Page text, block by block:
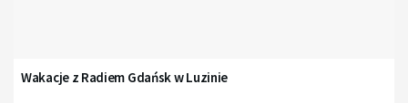
Wakacje z Radiem Gdańsk w Luzinie